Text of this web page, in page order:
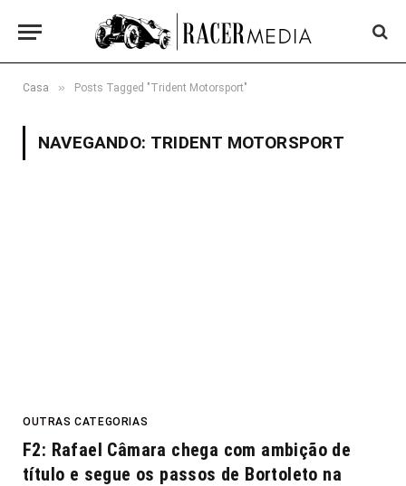
Casa » Posts Tagged "Trident Motorsport"
NAVEGANDO: TRIDENT MOTORSPORT
OUTRAS CATEGORIAS
F2: Rafael Câmara chega com ambição de
título e segue os passos de Bortoleto na